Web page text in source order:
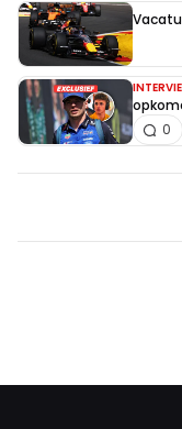
0